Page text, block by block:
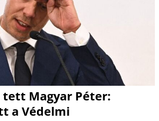
Magyar Péter:
a Védelmi